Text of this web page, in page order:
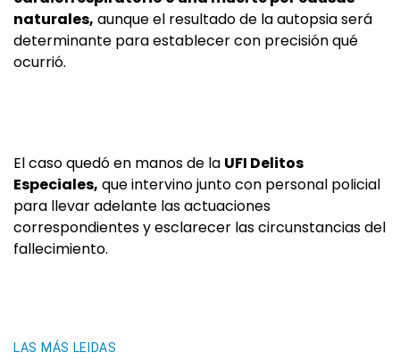
naturales, aunque el resultado de la autopsia será
determinante para establecer con precisión qué
ocurrió.
El caso quedó en manos de la UFI Delitos
Especiales, que intervino junto con personal policial
para llevar adelante las actuaciones
correspondientes y esclarecer las circunstancias del
fallecimiento.
LAS MÁS LEIDAS